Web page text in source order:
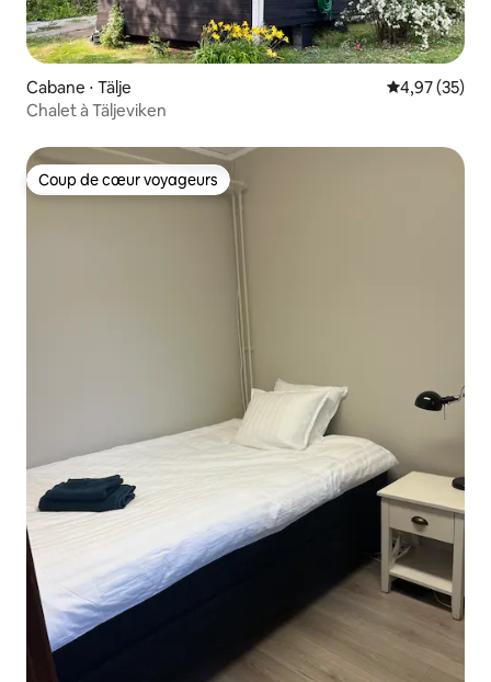
Cabane ⋅ Tälje Évaluation
4,97 (35)
Chalet à Täljeviken
Coup de cœur voyageurs
Coup de cœur voyageurs